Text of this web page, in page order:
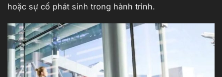
hoặc sự cố phát sinh trong hành trình.